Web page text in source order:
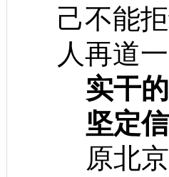
己不能
人再道
实干
坚定信
原北京